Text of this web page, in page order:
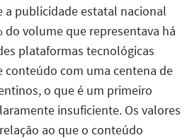
a publicidade estatal nacional
do volume que representava há
plataformas tecnológicas
conteúdo com uma centena de
o que é um primeiro
insuficiente. Os valores
ao que o conteúdo